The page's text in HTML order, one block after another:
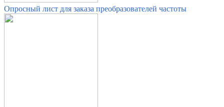
Опросный лист для заказа преобразователей частоты